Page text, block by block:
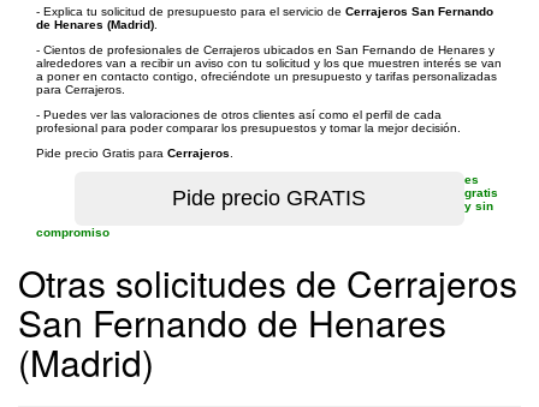
- Explica tu solicitud de presupuesto para el servicio de Cerrajeros San Fernando
de Henares (Madrid)
- Cientos de profesionales de Cerrajeros ubicados en San Fernando de Henares y
alrededores van a recibir un aviso con tu solicitud y los que muestren interés se van
a poner en contacto contigo, ofreciéndote un presupuesto y tarifas personalizadas
para Cerrajeros.
- Puedes ver las valoraciones de otros clientes así como el perfil de cada
profesional para poder comparar los presupuestos y tomar la mejor decisión.
Pide precio Gratis para Cerrajeros
es
gratis
y sin
compromiso
Otras solicitudes de Cerrajeros
San Fernando de Henares
(Madrid)